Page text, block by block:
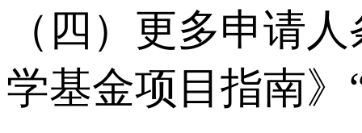
（四）更多申请
学基金项目指南